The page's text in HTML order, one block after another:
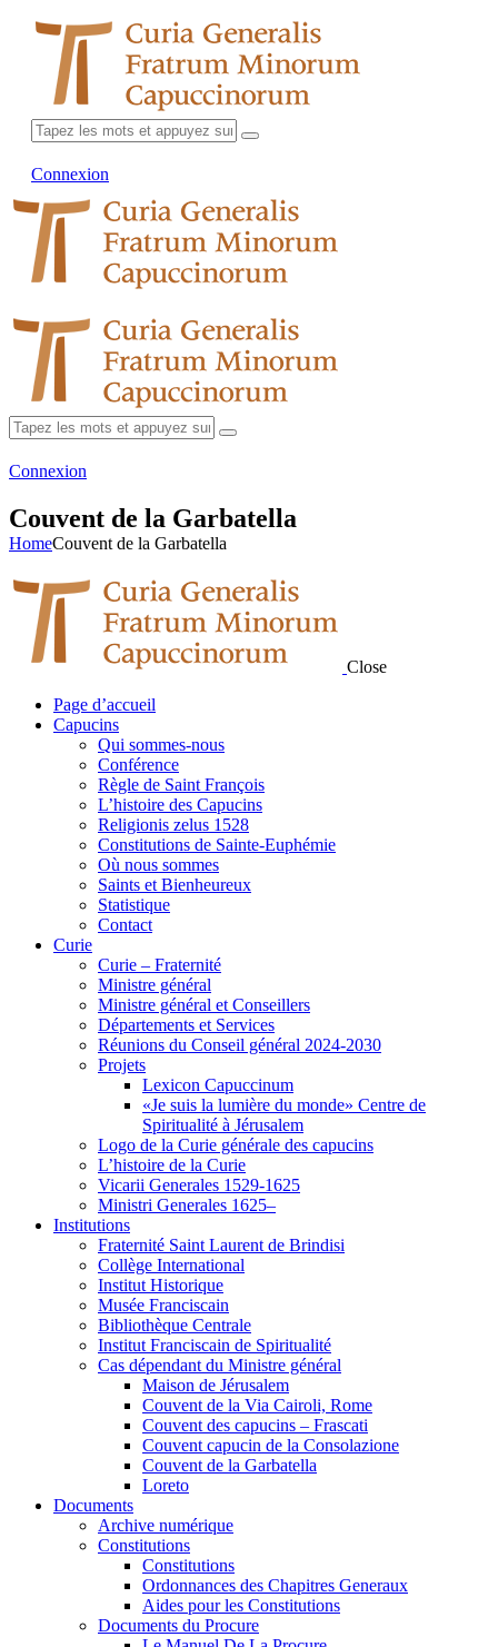
Connexion
Connexion
Couvent de la Garbatella
HomeCouvent de la Garbatella
Close
Page d’accueil
Capucins
Qui sommes-nous
Conférence
Règle de Saint François
L’histoire des Capucins
Religionis zelus 1528
Constitutions de Sainte-Euphémie
Où nous sommes
Saints et Bienheureux
Statistique
Contact
Curie
Curie – Fraternité
Ministre général
Ministre général et Conseillers
Départements et Services
Réunions du Conseil général 2024-2030
Projets
Lexicon Capuccinum
«Je suis la lumière du monde» Centre de
Spiritualité à Jérusalem
Logo de la Curie générale des capucins
L’histoire de la Curie
Vicarii Generales 1529-1625
Ministri Generales 1625–
Institutions
Fraternité Saint Laurent de Brindisi
Collège International
Institut Historique
Musée Franciscain
Bibliothèque Centrale
Institut Franciscain de Spiritualité
Cas dépendant du Ministre général
Maison de Jérusalem
Couvent de la Via Cairoli, Rome
Couvent des capucins – Frascati
Couvent capucin de la Consolazione
Couvent de la Garbatella
Loreto
Documents
Archive numérique
Constitutions
Constitutions
Ordonnances des Chapitres Generaux
Aides pour les Constitutions
Documents du Procure